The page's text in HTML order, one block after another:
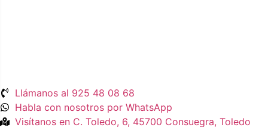
Llámanos al 925 48 08 68
Habla con nosotros por WhatsApp
Visítanos en C. Toledo, 6, 45700 Consuegra, Toledo